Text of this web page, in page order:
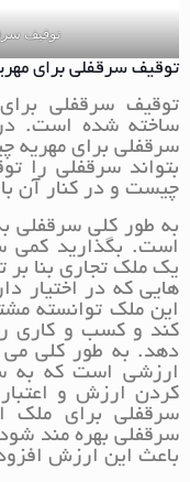
توقیف
توقیف سرقفلی برای
توقیف سرقفلی
ساخته شده است. در
سرقفلی برای مهریه
بتواند سرقفلی را
چیست و در کنار آن
به طور کلی سرقفلی
است. بگذارید کمی
یک ملک تجاری بنا
هایی که در اختیار
این ملک توانسته
کند و کسب و کاری
دهد. به طور کلی می
ارزشی است که به
کردن ارزش و
سرقفلی برای ملک
سرقفلی بهره مند
باعث این ارزش